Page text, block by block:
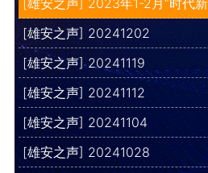
[雄安之声] 2023年1-2月“时代
[雄安之声] 20241202
[雄安之声] 20241119
[雄安之声] 20241112
[雄安之声] 20241104
[雄安之声] 20241028